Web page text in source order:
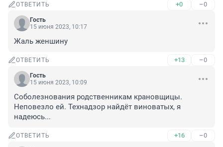
ОТВЕТИТЬ +0 –0
Гость
15 июня 2023, 10:17
Жаль женшину
ОТВЕТИТЬ +13 –0
Гость
15 июня 2023, 10:09
Соболезнования родственникам крановщицы.
Неповезло ей. Технадзор найдёт виноватых, я
надеюсь...
ОТВЕТИТЬ +16 –0